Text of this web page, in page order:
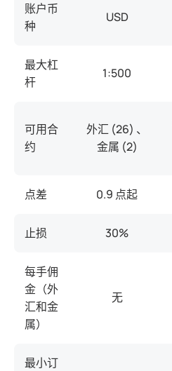
账户币
种
USD
最大杠
杆
1:500
可用合
约
外汇 (26) 、
金属 (2)
点差 0.9 点起
止损 30%
每手佣
金（外
汇和金
属）
无
最小订